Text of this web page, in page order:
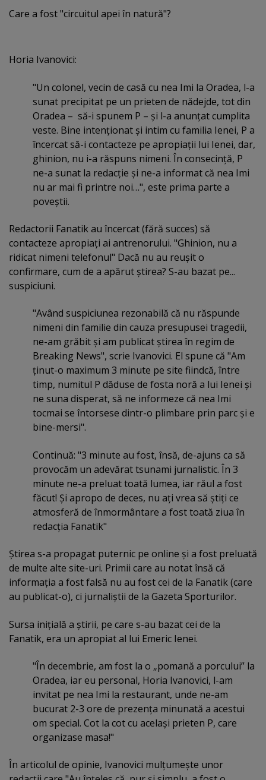
Care a fost "circuitul apei în natură"?
Horia Ivanovici:
"Un colonel, vecin de casă cu nea Imi la Oradea, l-a
sunat precipitat pe un prieten de nădejde, tot din
Oradea – să-i spunem P – şi l-a anunţat cumplita
veste. Bine intenţionat şi intim cu familia Ienei, P a
încercat să-i contacteze pe apropiaţii lui Ienei, dar,
ghinion, nu i-a răspuns nimeni. În consecinţă, P
ne-a sunat la redacţie şi ne-a informat că nea Imi
nu ar mai fi printre noi…", este prima parte a
poveştii.
Redactorii Fanatik au încercat (fără succes) să
contacteze apropiaţi ai antrenorului. "Ghinion, nu a
ridicat nimeni telefonul" Dacă nu au reuşit o
confirmare, cum de a apărut ştirea? S-au bazat pe...
suspiciuni.
"Având suspiciunea rezonabilă că nu răspunde
nimeni din familie din cauza presupusei tragedii,
ne-am grăbit şi am publicat ştirea în regim de
Breaking News", scrie Ivanovici. El spune că "Am
ţinut-o maximum 3 minute pe site fiindcă, între
timp, numitul P dăduse de fosta noră a lui Ienei şi
ne suna disperat, să ne informeze că nea Imi
tocmai se întorsese dintr-o plimbare prin parc şi e
bine-mersi".
Continuă: "3 minute au fost, însă, de-ajuns ca să
provocăm un adevărat tsunami jurnalistic. În 3
minute ne-a preluat toată lumea, iar răul a fost
făcut! Şi apropo de deces, nu aţi vrea să ştiţi ce
atmosferă de înmormântare a fost toată ziua în
redacţia Fanatik"
Ştirea s-a propagat puternic pe online şi a fost preluată
de multe alte site-uri. Primii care au notat însă că
informaţia a fost falsă nu au fost cei de la Fanatik (care
au publicat-o), ci jurnaliştii de la Gazeta Sporturilor.
Sursa iniţială a ştirii, pe care s-au bazat cei de la
Fanatik, era un apropiat al lui Emeric Ienei.
"În decembrie, am fost la o „pomană a porcului” la
Oradea, iar eu personal, Horia Ivanovici, l-am
invitat pe nea Imi la restaurant, unde ne-am
bucurat 2-3 ore de prezenţa minunată a acestui
om special. Cot la cot cu acelaşi prieten P, care
organizase masa!"
În articolul de opinie, Ivanovici mulţumeşte unor